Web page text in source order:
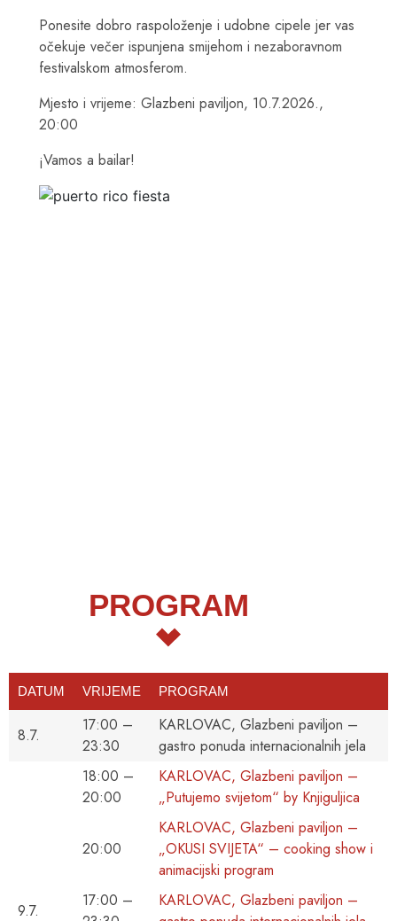
Ponesite dobro raspoloženje i udobne cipele jer vas
očekuje večer ispunjena smijehom i nezaboravnom
festivalskom atmosferom.
Mjesto i vrijeme: Glazbeni paviljon, 10.7.2026.,
20:00
¡Vamos a bailar!
PROGRAM
DATUM VRIJEME PROGRAM
8.7.
17:00 –
23:30
KARLOVAC, Glazbeni paviljon –
gastro ponuda internacionalnih jela
18:00 –
20:00
KARLOVAC, Glazbeni paviljon –
„Putujemo svijetom“ by Knjiguljica
20:00
KARLOVAC, Glazbeni paviljon –
„OKUSI SVIJETA“ – cooking show i
animacijski program
9.7.
17:00 –
KARLOVAC, Glazbeni paviljon –